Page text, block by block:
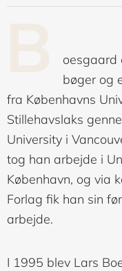
oesgaard
bøger og
fra Københavns
Stillehavslaks
University i
tog han arbejde i
København, og via
Forlag fik han sin
arbejde.
I 1995 blev Lars